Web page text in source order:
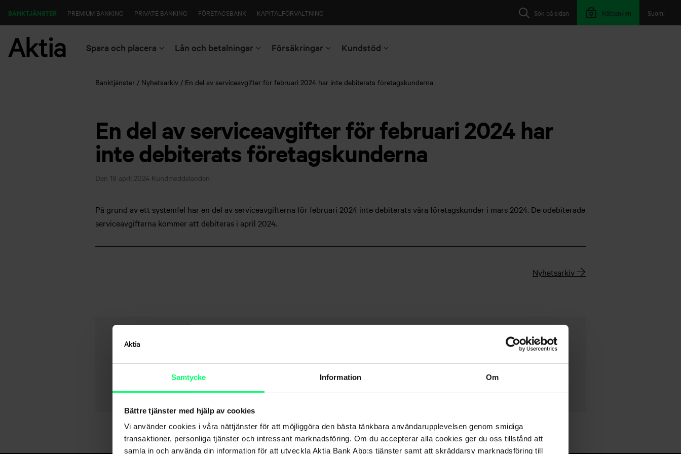
Samtycke Information Om
Bättre tjänster med hjälp av cookies
Vi använder cookies i våra nättjänster för att möjliggöra den bästa tänkbara användarupplevelsen genom smidiga
transaktioner, personliga tjänster och intressant marknadsföring. Om du accepterar alla cookies ger du oss tillstånd att
samla in och använda din information för att utveckla Aktia Bank Abp:s tjänster samt att skräddarsy marknadsföring till
Suomi
Sök på sidan Nätbanken
BANKTJÄNSTER PREMIUM BANKING PRIVATE BANKING FÖRETAGSBANK KAPITALFÖRVALTNING
Spara och placera Lån och betalningar Försäkringar Kundstöd
Banktjänster Nyhetsarkiv En del av serviceavgifter för februari 2024 har inte debiterats företagskunderna
En del av serviceavgifter för februari 2024 har
inte debiterats företagskunderna
Den 19 april 2024 Kundmeddelanden
På grund av ett systemfel har en del av serviceavgifterna för februari 2024 inte debiterats våra företagskunder i mars 2024. De odebiterade
serviceavgifterna kommer att debiteras i april 2024.
Nyhetsarkiv